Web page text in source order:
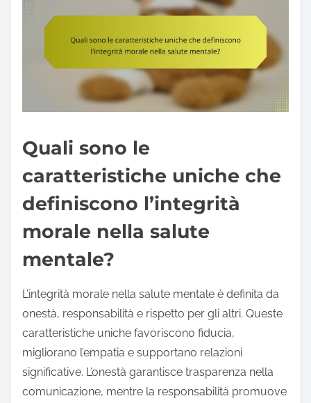
Quali sono le
caratteristiche uniche che
definiscono l’integrità
morale nella salute
mentale?
L’integrità morale nella salute mentale è definita da
onestà, responsabilità e rispetto per gli altri. Queste
caratteristiche uniche favoriscono fiducia,
migliorano l’empatia e supportano relazioni
significative. L’onestà garantisce trasparenza nella
comunicazione, mentre la responsabilità promuove